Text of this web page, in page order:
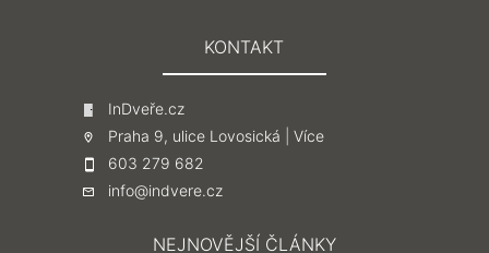
KONTAKT
InDveře.cz
Praha 9, ulice Lovosická | Více
603 279 682
info@indvere.cz
NEJNOVĚJŠÍ ČLÁNKY